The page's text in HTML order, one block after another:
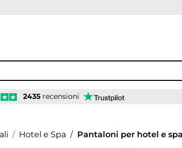
2435 recensioni
Hotel e Spa Pantaloni per hotel e spa